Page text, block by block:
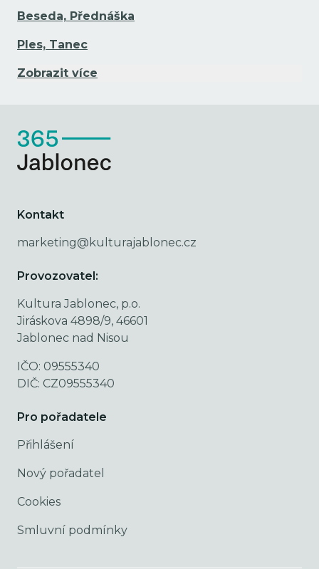
Beseda, Přednáška
Ples, Tanec
Zobrazit více
Kontakt
marketing@kulturajablonec.cz
Provozovatel:
Kultura Jablonec, p.o.
Jiráskova 4898/9, 46601
Jablonec nad Nisou
IČO: 09555340
DIČ: CZ09555340
Pro pořadatele
Přihlášení
Nový pořadatel
Cookies
Smluvní podmínky